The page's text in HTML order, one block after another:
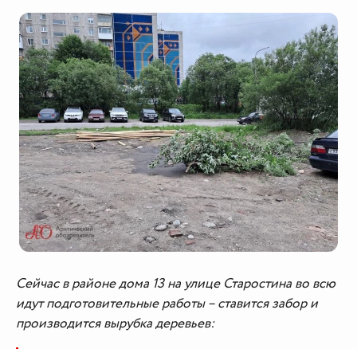
Сейчас в районе дома 13 на улице Старостина во всю
идут подготовительные работы – ставится забор и
производится вырубка деревьев: